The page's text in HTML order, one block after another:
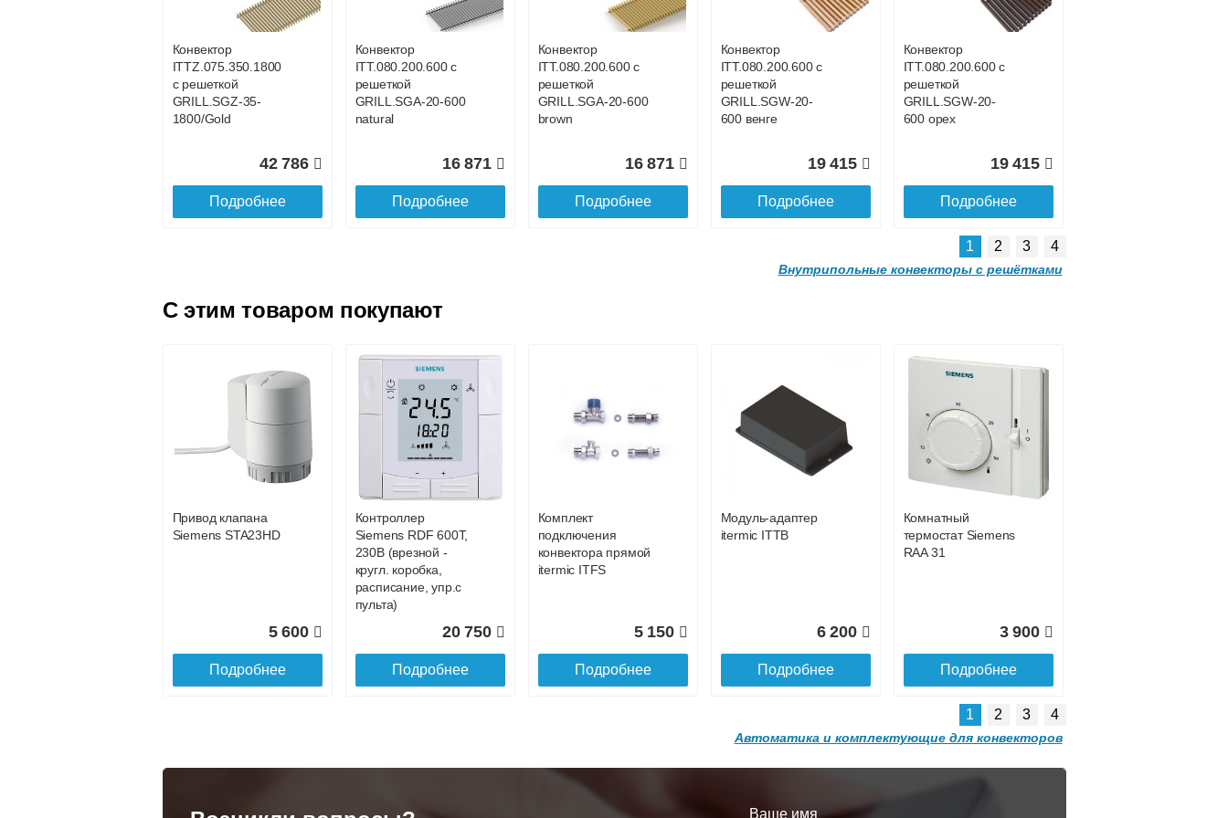
SGL.1100.160
18 801
Подробнее
SGL.1200.160
20 160
Подробнее
SGL.1300.160
21 679 23 035
Подробнее
24 377
Подробнее
SGL.1600.160
25 735
Подробнее
Конвектор
с решеткой
SGL.1700.160
champagne
27 093
Подробнее
champagne
29 809
Подробнее
с решеткой
SGL.2000.160
31 311
Подробнее
Конвектор
ITTZ.075.350.1800
с решеткой
GRILL.SGZ-35-
1800/Gold
42 786
Подробнее
Конвектор
ITT.080.200.600 с
решеткой
GRILL.SGA-20-600
natural
16 871
Подробнее
Конвектор
ITT.080.200.600 с
решеткой
GRILL.SGA-20-600
brown
16 871
Подробнее
Конвектор
ITT.080.200.600 с
решеткой
GRILL.SGW-20-
600 венге
19 415
Подробнее
Конвектор
ITT.080.200.600 с
решеткой
GRILL.SGW-20-
600 орех
19 415
Подробнее
ITT.080.200.1200 с
решеткой
GRILL.SGA-20-
28 142
Конвектор
ITT.080.200.600 с
решеткой
GRILL.SGA-20-600
Подробнее
Конвектор
ITT.080.200.1200 с
решеткой
GRILL.SGA-20-
Подробнее
Конвектор
ITT.080.200.1200 с
решеткой
GRILL.SGW-20-
32 501
Конвектор
ITT.080.200.1200 с
решеткой
GRILL.SGW-20-
1200 орех
Конвектор
Конвектор
Конвектор
ITT.080.200.1200 с
Конвектор
решеткой
Конвектор
1 2 3 4
Внутрипольные конвекторы с решётками
C этим товаром покупают
Привод клапана
Siemens STA23HD
5 600
Подробнее
Контроллер
Siemens RDF 600Т,
230В (врезной -
кругл. коробка,
расписание, упр.с
пульта)
20 750
Подробнее
Комплект
подключения
конвектора прямой
itermic ITFS
5 150
Подробнее
Модуль-адаптер
itermic ITTB
6 200
Подробнее
Комнатный
термостат Siemens
RAA 31
3 900
Подробнее
1 2 3 4
Автоматика и комплектующие для конвекторов
Ваше имя